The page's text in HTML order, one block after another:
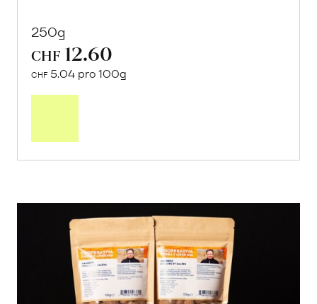
250g
CHF 12.60
CHF 5.04 pro 100g